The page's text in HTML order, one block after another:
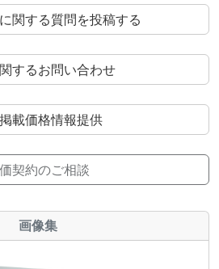
関する質問を投稿する
するお問い合わせ
載価格情報提供
契約のご相談
画像集